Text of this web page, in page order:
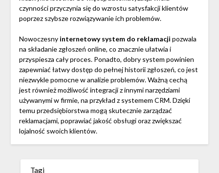
czynności przyczynia się do wzrostu satysfakcji klientów
poprzez szybsze rozwiązywanie ich problemów.
Nowoczesny internetowy system do reklamacji pozwala
na składanie zgłoszeń online, co znacznie ułatwia i
przyspiesza cały proces. Ponadto, dobry system powinien
zapewniać łatwy dostęp do pełnej historii zgłoszeń, co jest
niezwykle pomocne w analizie problemów. Ważną cechą
jest również możliwość integracji z innymi narzędziami
używanymi w firmie, na przykład z systemem CRM. Dzięki
temu przedsiębiorstwa mogą skutecznie zarządzać
reklamacjami, poprawiać jakość obsługi oraz zwiększać
lojalność swoich klientów.
Tagi